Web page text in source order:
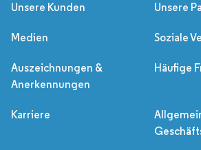
Unsere Kunden Unsere
Medien Soziale
Auszeichnungen &
Anerkennungen
Häufige
Karriere